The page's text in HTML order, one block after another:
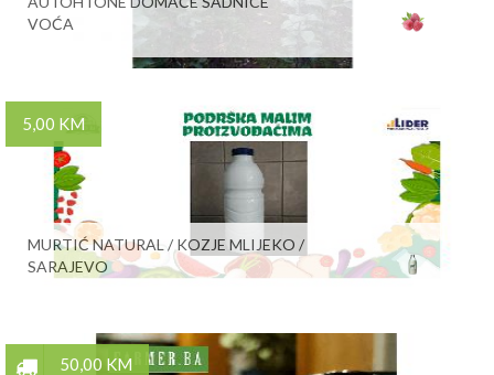
VOĆA
5,00 KM
MURTIĆ NATURAL / KOZJE MLIJEKO /
SARAJEVO
50,00 KM